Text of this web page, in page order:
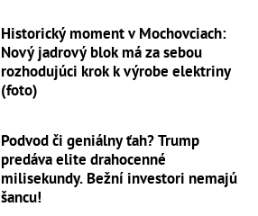
Historický moment v Mochovciach:
Nový jadrový blok má za sebou
rozhodujúci krok k výrobe elektriny
(foto)
Podvod či geniálny ťah? Trump
predáva elite drahocenné
milisekundy. Bežní investori nemajú
šancu!